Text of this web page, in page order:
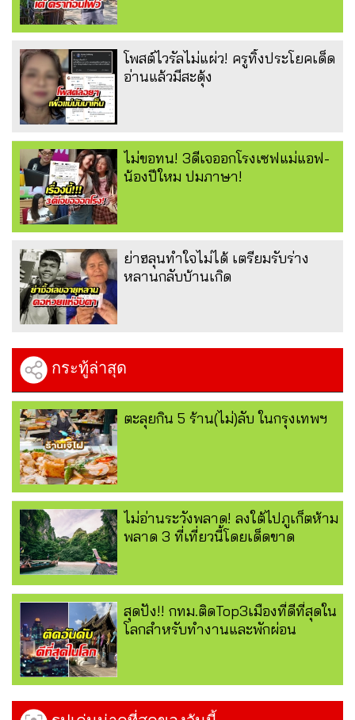
โพสต์ไวรัลไม่แผ่ว! ครูทิ้งประโยคเด็ด
อ่านแล้วมีสะดุ้ง
ไม่ขอทน! 3ดีเจออกโรงเซฟแม่แอฟ-
น้องปีใหม ปมภาษา!
ย่าฮลุนทำใจไม่ได้ เตรียมรับร่าง
หลานกลับบ้านเกิด
กระทู้ล่าสุด
ตะลุยกิน 5 ร้าน(ไม่)ลับ ในกรุงเทพฯ
ไม่อ่านระวังพลาด! ลงใต้ไปภูเก็ตห้าม
พลาด 3 ที่เที่ยวนี้โดยเด็ดขาด
สุดปัง!! กทม.ติดTop3เมืองที่ดีที่สุดใน
โลกสำหรับทำงานและพักผ่อน